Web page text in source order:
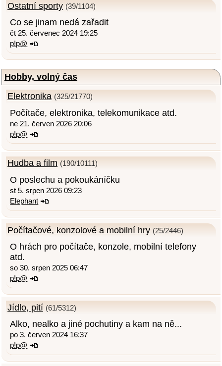
Ostatní sporty (39/1104)
Co se jinam nedá zařadit
čt 25. červenec 2024 19:25
p!p@
Hobby, volný čas
Elektronika (325/21770)
Počítače, elektronika, telekomunikace atd.
ne 21. červen 2026 20:06
p!p@
Hudba a film (190/10111)
O poslechu a pokoukáníčku
st 5. srpen 2026 09:23
Elephant
Počítačové, konzolové a mobilní hry (25/2446)
O hrách pro počítače, konzole, mobilní telefony
atd.
so 30. srpen 2025 06:47
p!p@
Jídlo, pití (61/5312)
Alko, nealko a jiné pochutiny a kam na ně...
po 3. červen 2024 16:37
p!p@